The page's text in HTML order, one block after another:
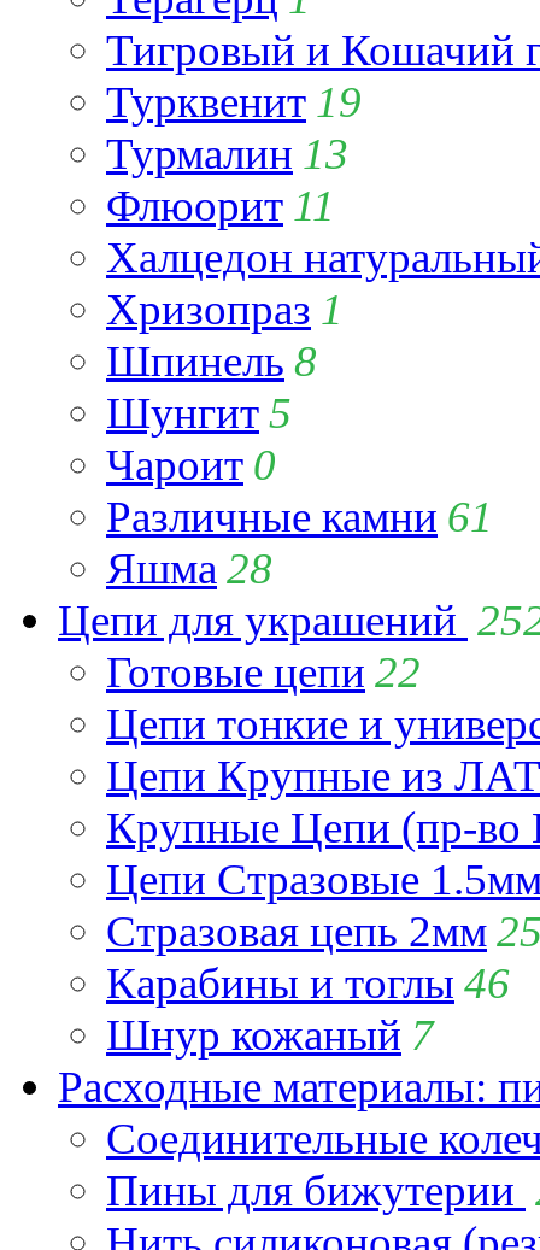
Тигровый и Кошачий
Турквенит 19
Турмалин 13
Флюорит 11
Халцедон
Хризопраз 1
Шпинель 8
Шунгит5
Чароит 0
Различные камни 61
Яшма 28
Цепи для украшений
Готовые цепи 22
Цепи тонкие и
Цепи Крупные из
Крупные Цепи (пр-во
Цепи Стразовые
Стразовая цепь 2мм
Карабины и тоглы 46
Шнур кожаный 7
Расходные материалы:
Соединительные
Пины для бижутерии